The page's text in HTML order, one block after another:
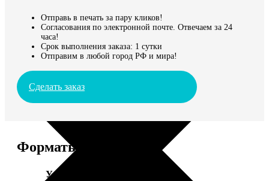
Отправь в печать за пару кликов!
Согласования по электронной почте. Отвечаем за 24
часа!
Срок выполнения заказа: 1 сутки
Отправим в любой город РФ и мира!
Сделать заказ
Форматы и цены
Услуга